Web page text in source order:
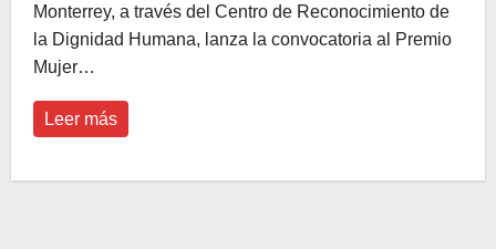
Monterrey, a través del Centro de Reconocimiento de
la Dignidad Humana, lanza la convocatoria al Premio
Mujer…
Leer más